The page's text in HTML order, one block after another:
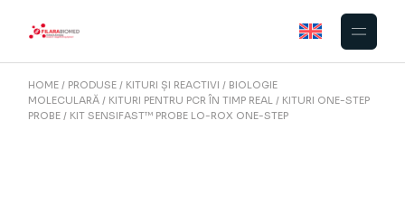
HOME PRODUSE KITURI ȘI REACTIVI
BIOLOGIE
MOLECULARĂ
KITURI PENTRU PCR ÎN TIMP REAL
KITURI ONE-STEP
PROBE
KIT SENSIFAST™ PROBE LO-ROX ONE-STEP